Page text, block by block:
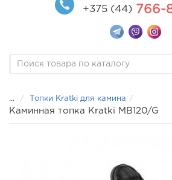
+375 (44) 766-
... Топки Kratki для камина
Каминная топка Kratki MB120/G